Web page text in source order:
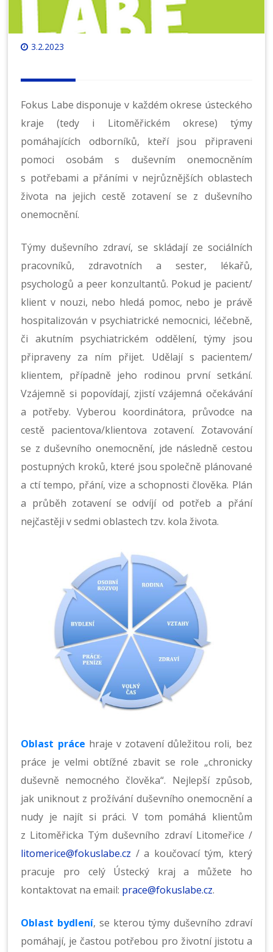
3.2.2023
Fokus Labe disponuje v každém okrese ústeckého
kraje (tedy i Litoměřickém okrese) týmy
pomáhajících odborníků, kteří jsou připraveni
pomoci osobám s duševním onemocněním
s potřebami a přáními v nejrůznějších oblastech
života na jejich cestě zotavení se z duševního
onemocnění.
Týmy duševního zdraví, se skládají ze sociálních
pracovníků, zdravotních a sester, lékařů,
psychologů a peer konzultantů. Pokud je pacient/
klient v nouzi, nebo hledá pomoc, nebo je právě
hospitalizován v psychiatrické nemocnici, léčebně,
či akutním psychiatrickém oddělení, týmy jsou
připraveny za ním přijet. Udělají s pacientem/
klientem, případně jeho rodinou první setkání.
Vzájemně si popovídají, zjistí vzájemná očekávání
a potřeby. Vyberou koordinátora, průvodce na
cestě pacientova/klientova zotavení. Zotavování
se z duševního onemocnění, jde následně cestou
postupných kroků, které jsou společně plánované
a ctí tempo, přání, vize a schopnosti člověka. Plán
a průběh zotavení se odvíjí od potřeb a přání
nejčastěji v sedmi oblastech tzv. kola života.
Oblast práce hraje v zotavení důležitou roli, bez
práce je velmi obtížné zbavit se role „chronicky
duševně nemocného člověka“. Nejlepší způsob,
jak uniknout z prožívání duševního onemocnění a
nudy je najít si práci. V tom pomáhá klientům
z Litoměřicka Tým duševního zdraví Litomeřice /
litomerice@fokuslabe.cz / a koučovací tým, který
pracuje pro celý Ústecký kraj a můžete ho
kontaktovat na email: prace@fokuslabe.cz.
Oblast bydlení, se kterou týmy duševního zdraví
pomáhají, je častou potřebou pro životní jistotu a